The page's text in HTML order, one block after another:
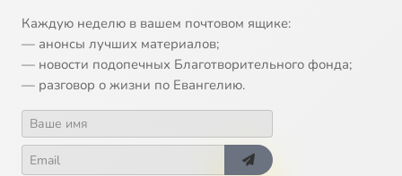
Каждую неделю в вашем почтовом ящике:
— анонсы лучших материалов;
— новости подопечных Благотворительного фонда;
— разговор о жизни по Евангелию.